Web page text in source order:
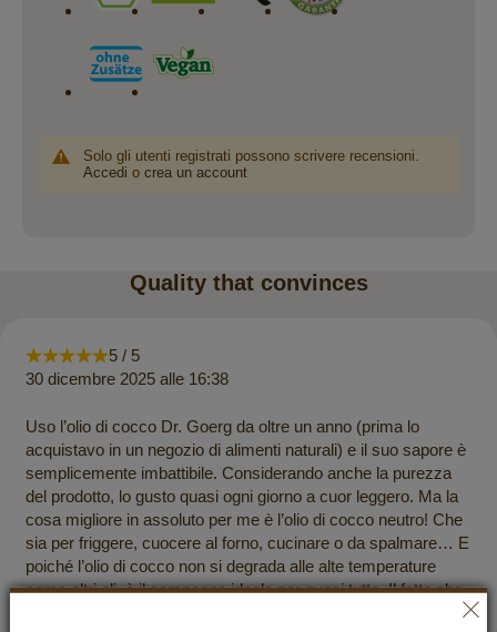
Solo gli utenti registrati possono scrivere recensioni.
Accedi o crea un account
Quality that convinces
5 / 5
30 dicembre 2025 alle 16:38
Uso l’olio di cocco Dr. Goerg da oltre un anno (prima lo
acquistavo in un negozio di alimenti naturali) e il suo sapore è
semplicemente imbattibile. Considerando anche la purezza
del prodotto, lo gusto quasi ogni giorno a cuor leggero. Ma la
cosa migliore in assoluto per me è l’olio di cocco neutro! Che
sia per friggere, cuocere al forno, cucinare o da spalmare… E
poiché l’olio di cocco non si degrada alle alte temperature
come altri oli, è il compagno ideale per quasi tutto. Il fatto che